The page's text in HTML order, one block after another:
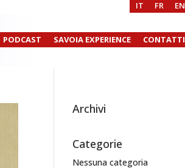
IT FR EN
PODCAST SAVOIA EXPERIENCE CONTATTI
Archivi
Categorie
Nessuna categoria